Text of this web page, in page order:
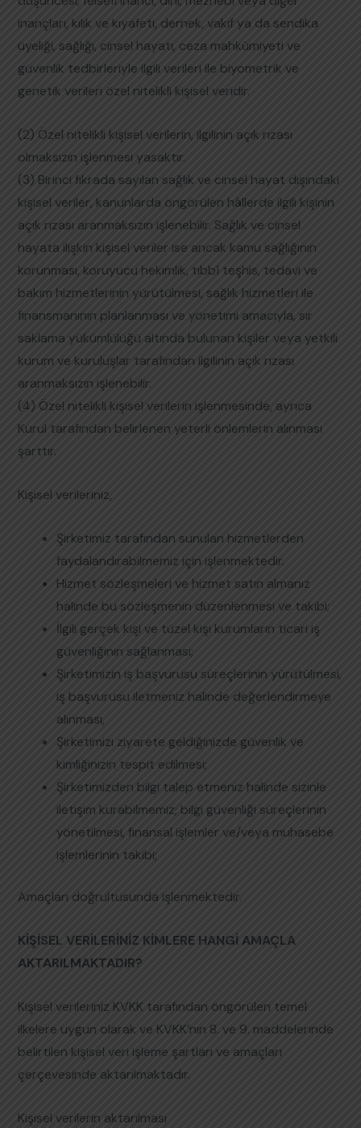
inançları, kılık ve kıyafeti, dernek, vakıf ya da sendika
üyeliği, sağlığı, cinsel hayatı, ceza mahkûmiyeti ve
güvenlik tedbirleriyle ilgili verileri ile biyometrik ve
genetik verileri özel nitelikli kişisel veridir.
(2) Özel nitelikli kişisel verilerin, ilgilinin açık rızası
olmaksızın işlenmesi yasaktır.
(3) Birinci fıkrada sayılan sağlık ve cinsel hayat dışındaki
kişisel veriler, kanunlarda öngörülen hâllerde ilgili kişinin
açık rızası aranmaksızın işlenebilir. Sağlık ve cinsel
hayata ilişkin kişisel veriler ise ancak kamu sağlığının
korunması, koruyucu hekimlik, tıbbî teşhis, tedavi ve
bakım hizmetlerinin yürütülmesi, sağlık hizmetleri ile
finansmanının planlanması ve yönetimi amacıyla, sır
saklama yükümlülüğü altında bulunan kişiler veya yetkili
kurum ve kuruluşlar tarafından ilgilinin açık rızası
aranmaksızın işlenebilir.
(4) Özel nitelikli kişisel verilerin işlenmesinde, ayrıca
Kurul tarafından belirlenen yeterli önlemlerin alınması
şarttır.
Kişisel verileriniz,
Şirketimiz tarafından sunulan hizmetlerden
faydalandırabilmemiz için işlenmektedir.
Hizmet sözleşmeleri ve hizmet satın almanız
halinde bu sözleşmenin düzenlenmesi ve takibi;
İlgili gerçek kişi ve tüzel kişi kurumların ticari iş
güvenliğinin sağlanması;
Şirketimizin iş başvurusu süreçlerinin yürütülmesi,
iş başvurusu iletmeniz halinde değerlendirmeye
alınması,
Şirketimizi ziyarete geldiğinizde güvenlik ve
kimliğinizin tespit edilmesi;
Şirketimizden bilgi talep etmeniz halinde sizinle
iletişim kurabilmemiz; bilgi güvenliği süreçlerinin
yönetilmesi, finansal işlemler ve/veya muhasebe
işlemlerinin takibi;
Amaçları doğrultusunda işlenmektedir.
KİŞİSEL VERİLERİNİZ KİMLERE HANGİ AMAÇLA
AKTARILMAKTADIR?
Kişisel verileriniz KVKK tarafından öngörülen temel
ilkelere uygun olarak ve KVKK’nın 8. ve 9. maddelerinde
belirtilen kişisel veri işleme şartları ve amaçları
çerçevesinde aktarılmaktadır.
Kişisel verilerin aktarılması